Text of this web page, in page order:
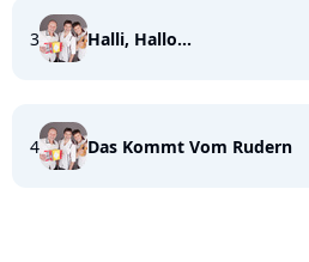
3 Halli, Hallo...
4 Das Kommt Vom Rudern